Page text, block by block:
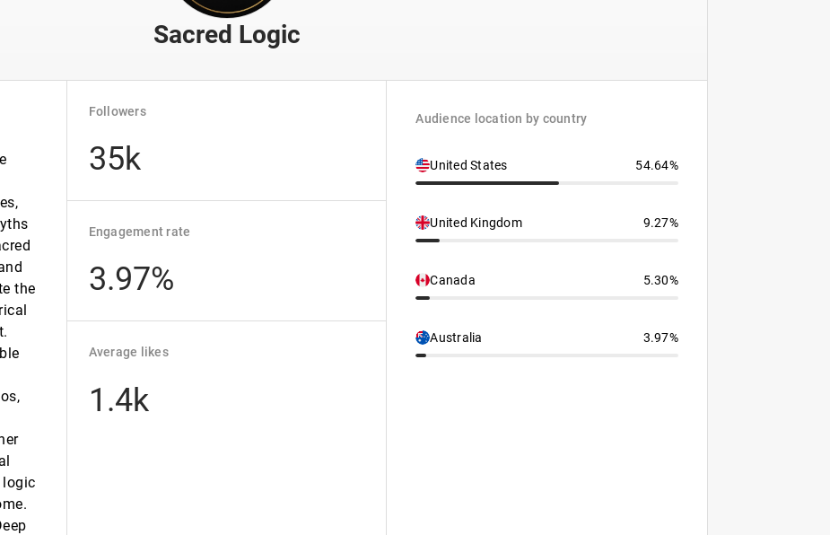
Sacred Logic
the
logic
Followers
35k
Engagement rate
3.97%
Average likes
1.4k
Audience location by country
United States 54.64%
United Kingdom 9.27%
Canada 5.30%
Australia 3.97%